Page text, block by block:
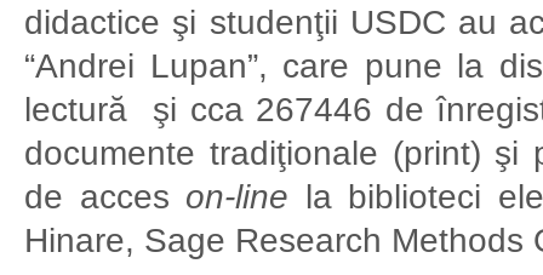
didactice şi studenţii USDC au
“Andrei Lupan”, care pune la
lectură şi cca 267446 de
documente tradiţionale (print) şi
de acces on-line la biblioteci
Hinare, Sage Research Methods